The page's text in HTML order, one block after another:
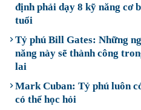
định phải dạy 8 kỹ năng cơ
tuổi
Tỷ phú Bill Gates: Những
năng này sẽ thành công
lai
Mark Cuban: Tỷ phú luôn
có thể học hỏi